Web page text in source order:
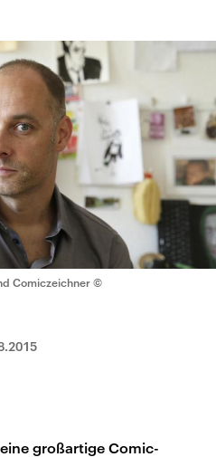
Comiczeichner ©
großartige Comic-